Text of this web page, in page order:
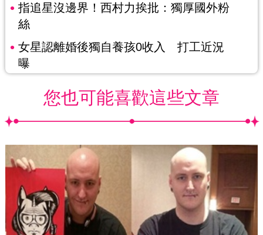
指追星沒邊界！西村力挨批：獨厚國外粉
絲
女星認離婚後獨自養孩0收入 打工近況
曝
您也可能喜歡這些文章